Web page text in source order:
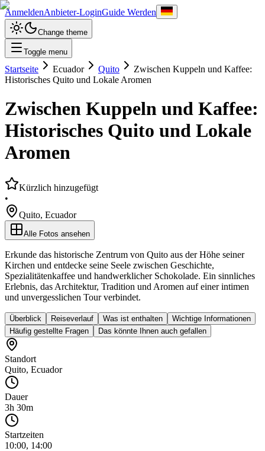
AnmeldenAnbieter-LoginGuide Werden
Change theme
Toggle menu
Startseite Ecuador Quito
Zwischen Kuppeln und Kaffee:
Historisches Quito und Lokale Aromen
Zwischen Kuppeln und Kaffee:
Historisches Quito und Lokale
Aromen
Kürzlich hinzugefügt
•
Quito, Ecuador
Alle Fotos ansehen
Erkunde das historische Zentrum von Quito aus der Höhe seiner
Kirchen und entdecke seine Seele zwischen Geschichte,
Spezialitätenkaffee und handwerklicher Schokolade. Ein sinnliches
Erlebnis, das Architektur, Tradition und Aromen auf einer intimen
und unvergesslichen Tour verbindet.
Überblick Reiseverlauf Was ist enthalten
Wichtige Informationen
Häufig gestellte Fragen
Das könnte Ihnen auch gefallen
Standort
Quito, Ecuador
Dauer
3h 30m
Startzeiten
10:00, 14:00